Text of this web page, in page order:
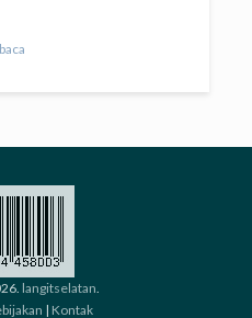
langitselatan
| Kontak